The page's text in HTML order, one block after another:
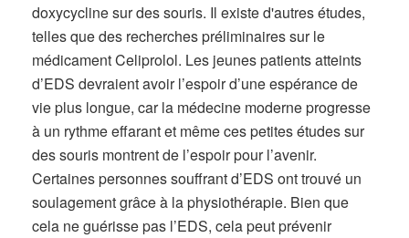
doxycycline sur des souris. Il existe d'autres études,
telles que des recherches préliminaires sur le
médicament Celiprolol. Les jeunes patients atteints
d’EDS devraient avoir l’espoir d’une espérance de
vie plus longue, car la médecine moderne progresse
à un rythme effarant et même ces petites études sur
des souris montrent de l’espoir pour l’avenir.
Certaines personnes souffrant d’EDS ont trouvé un
soulagement grâce à la physiothérapie. Bien que
cela ne guérisse pas l’EDS, cela peut prévenir